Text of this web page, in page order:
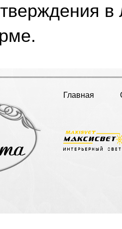
Главная